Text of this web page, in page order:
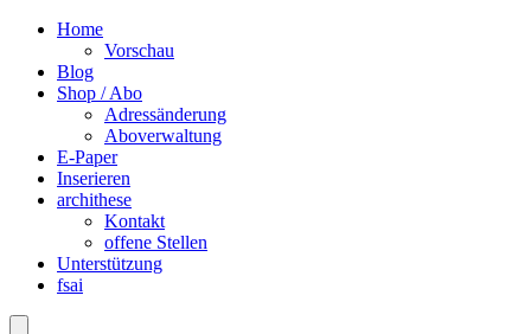
Home
Vorschau
Blog
Shop / Abo
Adressänderung
Aboverwaltung
E-Paper
Inserieren
archithese
Kontakt
offene Stellen
Unterstützung
fsai